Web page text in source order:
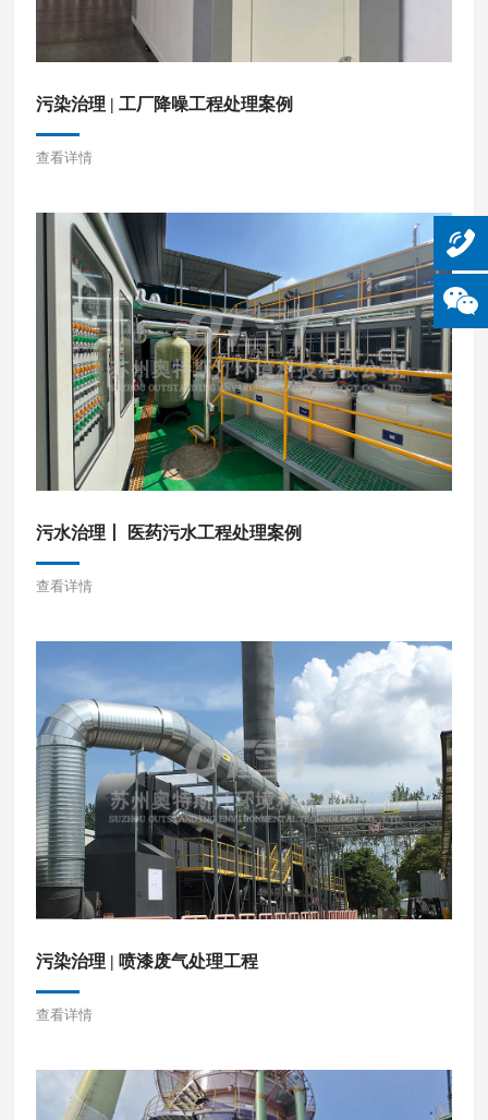
污染治理 | 工厂降噪工程处理案例
查看详情
污水治理丨 医药污水工程处理案例
查看详情
污染治理 | 喷漆废气处理工程
查看详情